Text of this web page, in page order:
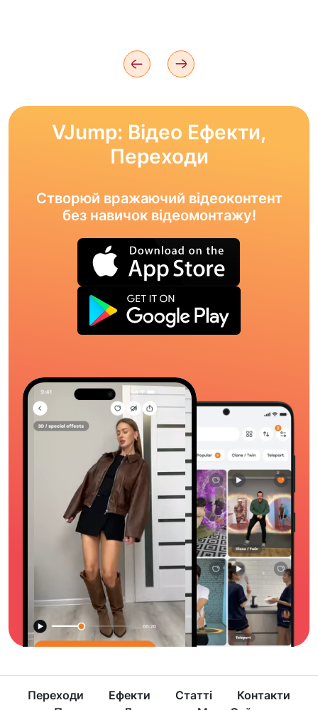
VJump: Відео Ефекти,
Переходи
Створюй вражаючий відеоконтент
без навичок відеомонтажу!
Переходи Ефекти Статті
Контакти